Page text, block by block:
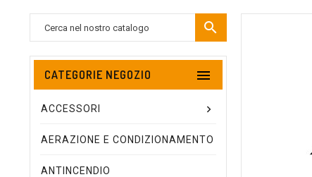

CATEGORIE NEGOZIO 
ACCESSORI
AERAZIONE E CONDIZIONAMENTO
ANTINCENDIO